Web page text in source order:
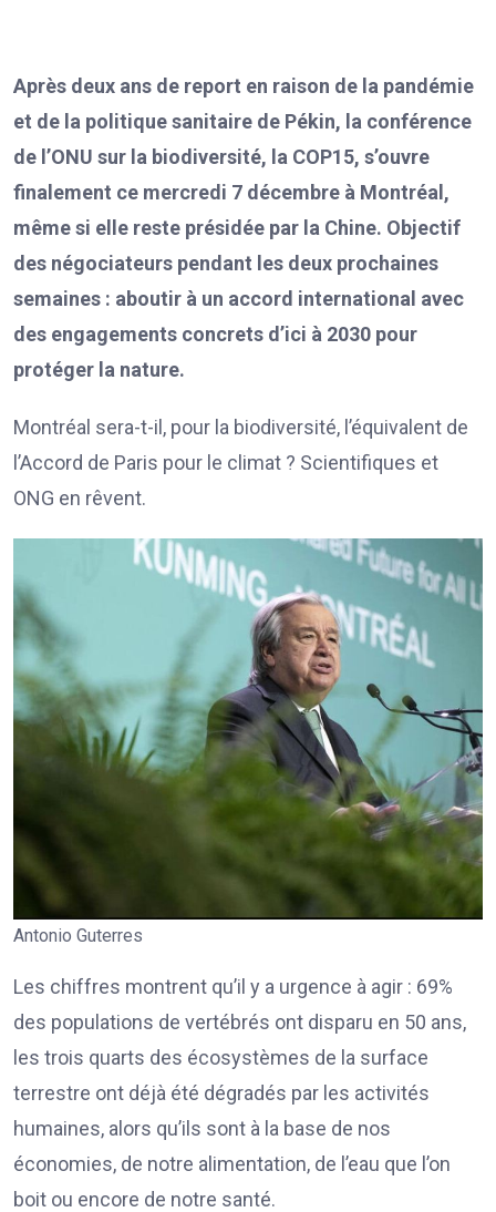
Après deux ans de report en raison de la pandémie
et de la politique sanitaire de Pékin, la conférence
de l’ONU sur la biodiversité, la COP15, s’ouvre
finalement ce mercredi 7 décembre à Montréal,
même si elle reste présidée par la Chine. Objectif
des négociateurs pendant les deux prochaines
semaines : aboutir à un accord international avec
des engagements concrets d’ici à 2030 pour
protéger la nature.
Montréal sera-t-il, pour la biodiversité, l’équivalent de
l’Accord de Paris pour le climat ? Scientifiques et
ONG en rêvent.
Antonio Guterres
Les chiffres montrent qu’il y a urgence à agir : 69%
des populations de vertébrés ont disparu en 50 ans,
les trois quarts des écosystèmes de la surface
terrestre ont déjà été dégradés par les activités
humaines, alors qu’ils sont à la base de nos
économies, de notre alimentation, de l’eau que l’on
boit ou encore de notre santé.